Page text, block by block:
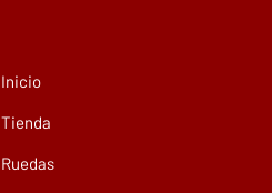
Inicio
Tienda
Ruedas